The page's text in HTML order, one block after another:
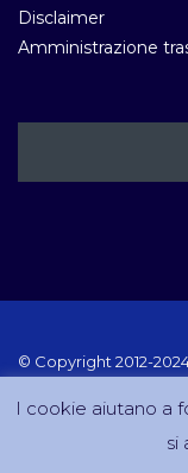
Disclaimer
Amministrazione
© Copyright 2012-
I cookie aiutano a
si